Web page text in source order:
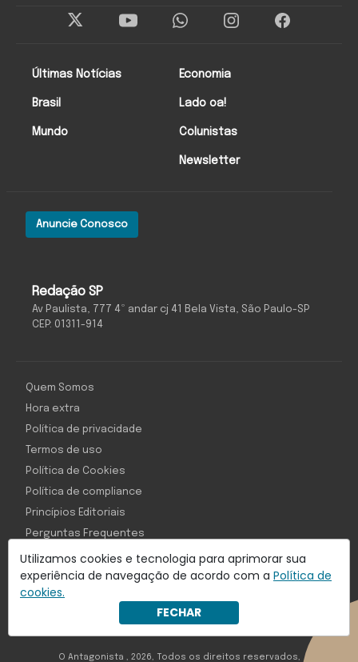
Utilizamos cookies e tecnologia para aprimorar sua
experiência de navegação de acordo com a Política de
cookies.
FECHAR
Redação SP
Av Paulista, 777 4º andar cj 41 Bela Vista, São Paulo-SP
CEP: 01311-914
Anuncie Conosco
Últimas Notícias
Brasil
Mundo
Economia
Lado oa!
Colunistas
Newsletter
Com inteligência e tecnologia:
Object1ve - Marketing Solution
Quem Somos
Hora extra
Política de privacidade
Termos de uso
Política de Cookies
Política de compliance
Princípios Editoriais
Perguntas Frequentes
O Antagonista , 2026, Todos os direitos reservados,